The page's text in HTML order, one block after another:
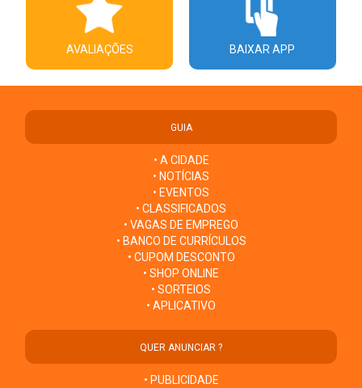
AVALIAÇÕES BAIXAR APP
GUIA
• A CIDADE
• NOTÍCIAS
• EVENTOS
• CLASSIFICADOS
• VAGAS DE EMPREGO
• BANCO DE CURRÍCULOS
• CUPOM DESCONTO
• SHOP ONLINE
• SORTEIOS
• APLICATIVO
QUER ANUNCIAR ?
• PUBLICIDADE